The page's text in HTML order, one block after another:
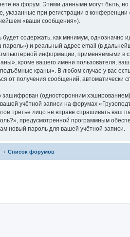
на форум. Этими данными могут быть,
указанные при регистрации в
«ваши сообщения»).
будет содержать, как минимум,
пароль») и реальный адрес email (в
информации, применяемыми в
кроме вашего имени пользователя,
краны». В любом случае у вас
от получения сообщений,
(односторонним
учётной записи на форумах
третье лицо не вправе спрашивать ваш
предусмотренной программным
новый пароль для вашей учётной записи.
Список форумов